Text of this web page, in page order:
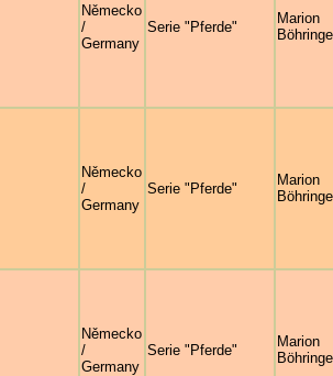
Německo
/
Germany
Serie "Pferde"
Marion
Německo
/
Germany
Serie "Pferde"
Marion
Německo
/
Germany
Serie "Pferde"
Marion